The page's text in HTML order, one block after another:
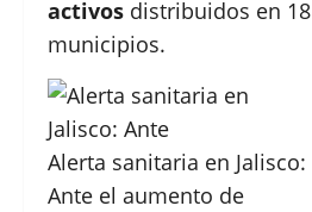
activos distribuidos en 18
municipios.
Alerta sanitaria en Jalisco:
Ante el aumento de